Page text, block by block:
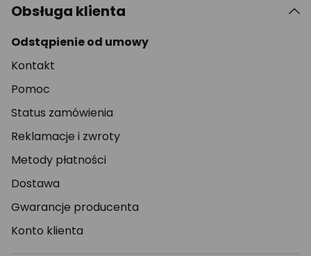
Obsługa klienta
Odstąpienie od umowy
Kontakt
Pomoc
Status zamówienia
Reklamacje i zwroty
Metody płatności
Dostawa
Gwarancje producenta
Konto klienta